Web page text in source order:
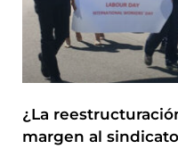
¿La
margen al